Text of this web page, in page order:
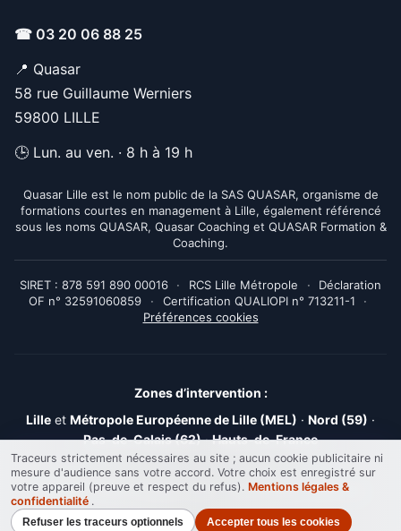
☎ 03 20 06 88 25
📍 Quasar
58 rue Guillaume Werniers
59800 LILLE
🕒 Lun. au ven. · 8 h à 19 h
Quasar Lille est le nom public de la SAS QUASAR, organisme de
formations courtes en management à Lille, également référencé
sous les noms QUASAR, Quasar Coaching et QUASAR Formation &
Coaching.
SIRET : 878 591 890 00016 · RCS Lille Métropole ·
Déclaration
OF n° 32591060859
· Certification QUALIOPI n° 713211-1
·
Préférences cookies
Zones d’intervention :
Lille et Métropole Européenne de Lille (MEL) · Nord (59) ·
Pas-de-Calais (62)·Hauts-de-France
© 2019-2026 Quasar Lille - Tous droits réservés
Traceurs strictement nécessaires au site ; aucun cookie publicitaire ni
mesure d'audience sans votre accord. Votre choix est enregistré sur
votre appareil (preuve et respect du refus). Mentions légales &
confidentialité .
Refuser les traceurs optionnels Accepter tous les cookies